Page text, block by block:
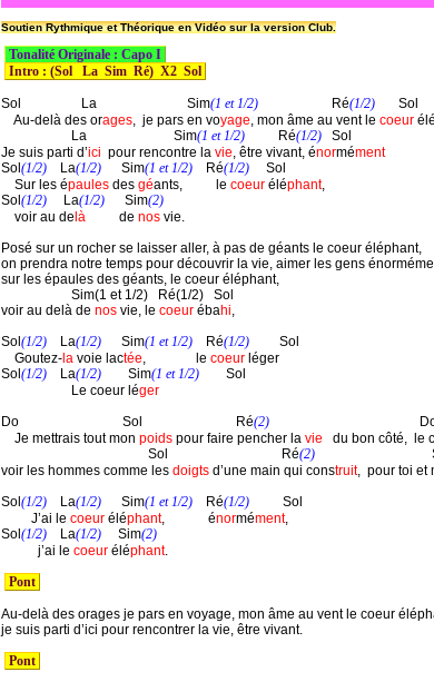
Soutien Rythmique et Théorique en Vidéo sur la version Club.
Tonalité Originale : Capo I
Intro : (Sol   La  Sim  Ré)  X2  Sol
Sol                  La                           Sim(1 et 1/2)
                      Ré
(1/2)
       Sol
    Au-delà des or
ages,  je pars en voyage, mon âme au vent le coeur élé
                     La                          Sim
(1 et 1/2)
          Ré
(1/2)
   Sol
Je suis parti d’ici
  pour rencontre la
vie, être vivant, énormément
Sol (1/2)
    La
(1/2)
      Sim
(1 et 1/2)
    Ré
(1/2)
     Sol
    Sur les é
paules des géants,          le coeur éléphant,
Sol (1/2)
     La
(1/2)
      Sim
(2)
    voir au de
là
          de
nos vie.
Posé sur un rocher se laisser aller, à pas de géants le coeur éléphant,
on prendra notre temps pour découvrir la vie, aimer les gens
sur les épaules des géants, le coeur éléphant,
                     Sim(1 et 1/2)   Ré(1/2)   Sol
voir au delà de nos vie, le coeur ébahi,
Sol (1/2)
    La
(1/2)
      Sim
(1 et 1/2)
    Ré
(1/2)
         Sol
    Goutez-
la voie lactée,               le coeur léger
Sol (1/2)
    La
(1/2)
        Sim
(1 et 1/2)
        Sol
                     Le coeur lé
ger
Do                               Sol                            Ré(2)
    Je mettrais tout mon
poids pour faire pencher la vie
du bon côté,  le
                                            Sol                                  Ré
(2)
voir les hommes comme les doigts d’une main qui construit,  pour toi et
Sol (1/2)
    La
(1/2)
      Sim
(1 et 1/2)
    Ré
(1/2)
          Sol
         J’ai le
coeur éléphant,             énormément,
Sol (1/2)
    La
(1/2)
     Sim
(2)
           j’ai le
coeur éléphant.
Pont
Au-delà des orages je pars en voyage, mon âme au vent le coeur
je suis parti d’ici pour rencontrer la vie, être vivant.
Pont